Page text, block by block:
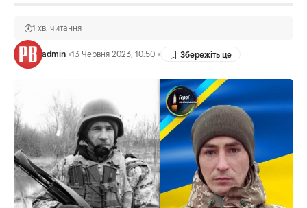
admin 13 Червня 2023, 10:50
1 хв. читання